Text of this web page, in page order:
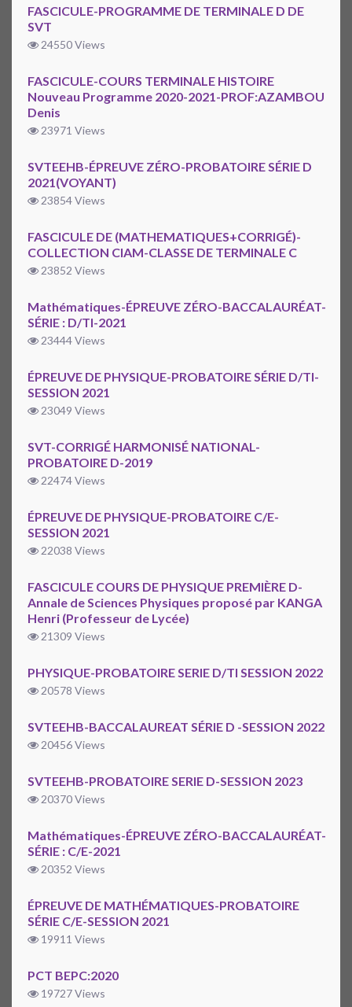
FASCICULE-PROGRAMME DE TERMINALE D DE
SVT
24550 Views
FASCICULE-COURS TERMINALE HISTOIRE
Nouveau Programme 2020-2021-PROF:AZAMBOU
Denis
23971 Views
SVTEEHB-ÉPREUVE ZÉRO-PROBATOIRE SÉRIE D
2021(VOYANT)
23854 Views
FASCICULE DE (MATHEMATIQUES+CORRIGÉ)-
COLLECTION CIAM-CLASSE DE TERMINALE C
23852 Views
Mathématiques-ÉPREUVE ZÉRO-BACCALAURÉAT-
SÉRIE : D/TI-2021
23444 Views
ÉPREUVE DE PHYSIQUE-PROBATOIRE SÉRIE D/TI-
SESSION 2021
23049 Views
SVT-CORRIGÉ HARMONISÉ NATIONAL-
PROBATOIRE D-2019
22474 Views
ÉPREUVE DE PHYSIQUE-PROBATOIRE C/E-
SESSION 2021
22038 Views
FASCICULE COURS DE PHYSIQUE PREMIÈRE D-
Annale de Sciences Physiques proposé par KANGA
Henri (Professeur de Lycée)
21309 Views
PHYSIQUE-PROBATOIRE SERIE D/TI SESSION 2022
20578 Views
SVTEEHB-BACCALAUREAT SÉRIE D -SESSION 2022
20456 Views
SVTEEHB-PROBATOIRE SERIE D-SESSION 2023
20370 Views
Mathématiques-ÉPREUVE ZÉRO-BACCALAURÉAT-
SÉRIE : C/E-2021
20352 Views
ÉPREUVE DE MATHÉMATIQUES-PROBATOIRE
SÉRIE C/E-SESSION 2021
19911 Views
PCT BEPC:2020
19727 Views